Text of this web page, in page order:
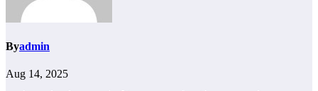
Byadmin
Aug 14, 2025